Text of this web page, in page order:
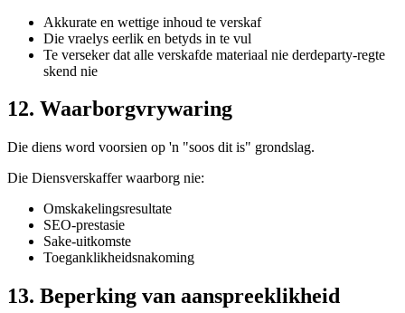
Akkurate en wettige inhoud te verskaf
Die vraelys eerlik en betyds in te vul
Te verseker dat alle verskafde materiaal nie derdeparty-regte
skend nie
12. Waarborgvrywaring
Die diens word voorsien op 'n "soos dit is" grondslag.
Die Diensverskaffer waarborg nie:
Omskakelingsresultate
SEO-prestasie
Sake-uitkomste
Toeganklikheidsnakoming
13. Beperking van aanspreeklikheid